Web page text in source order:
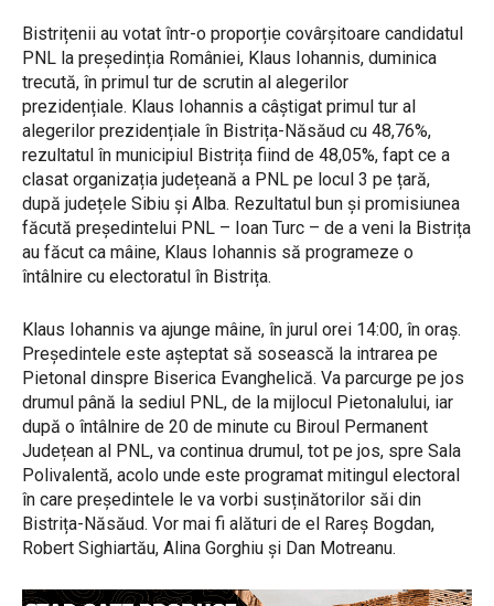
Bistrițenii au votat într-o proporție covârșitoare candidatul
PNL la președinția României, Klaus Iohannis, duminica
trecută, în primul tur de scrutin al alegerilor
prezidențiale. Klaus Iohannis a câștigat primul tur al
alegerilor prezidențiale în Bistrița-Năsăud cu 48,76%,
rezultatul în municipiul Bistrița fiind de 48,05%, fapt ce a
clasat organizația județeană a PNL pe locul 3 pe țară,
după județele Sibiu și Alba. Rezultatul bun și promisiunea
făcută președintelui PNL – Ioan Turc – de a veni la Bistrița
au făcut ca mâine, Klaus Iohannis să programeze o
întâlnire cu electoratul în Bistrița.
Klaus Iohannis va ajunge mâine, în jurul orei 14:00, în oraș.
Președintele este așteptat să sosească la intrarea pe
Pietonal dinspre Biserica Evanghelică. Va parcurge pe jos
drumul până la sediul PNL, de la mijlocul Pietonalului, iar
după o întâlnire de 20 de minute cu Biroul Permanent
Județean al PNL, va continua drumul, tot pe jos, spre Sala
Polivalentă, acolo unde este programat mitingul electoral
în care președintele le va vorbi susținătorilor săi din
Bistrița-Năsăud. Vor mai fi alături de el Rareș Bogdan,
Robert Sighiartău, Alina Gorghiu și Dan Motreanu.